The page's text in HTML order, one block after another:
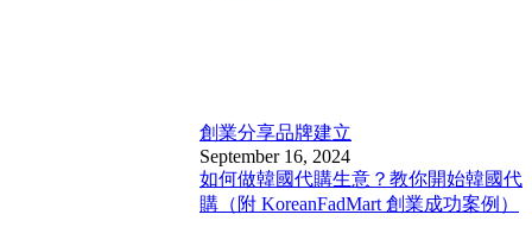
創業分享品牌建立
September 16, 2024
如何做韓國代購生意？教你開始韓國代
購（附 KoreanFadMart 創業成功案例）